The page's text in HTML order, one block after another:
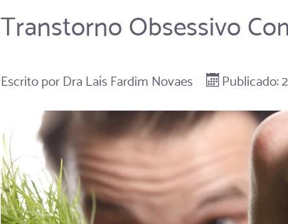
Transtorno Obsessivo
Escrito porDra Laís Fardim Novaes Publicado: